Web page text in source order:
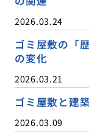
2026.03.24
ゴミ屋敷の「
の変化
2026.03.21
ゴミ屋敷と建
2026.03.09